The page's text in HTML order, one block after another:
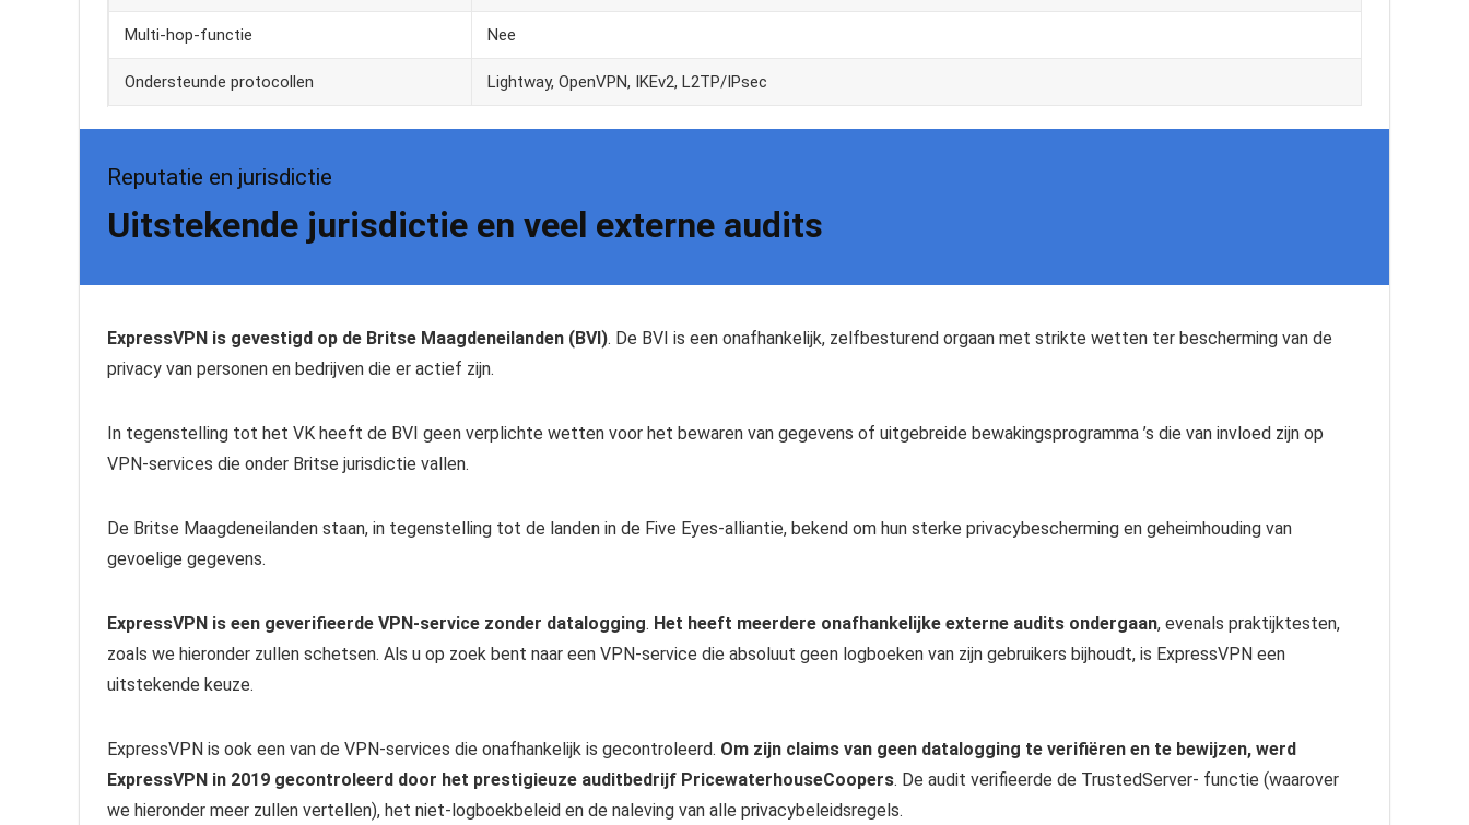
Multi-hop-functie Nee
Ondersteunde protocollen Lightway, OpenVPN, IKEv2, L2TP/IPsec
Reputatie en jurisdictie
Uitstekende jurisdictie en veel externe audits
ExpressVPN is gevestigd op de Britse Maagdeneilanden (BVI). De BVI is een onafhankelijk, zelfbesturend orgaan met strikte wetten ter bescherming van de
privacy van personen en bedrijven die er actief zijn.
In tegenstelling tot het VK heeft de BVI geen verplichte wetten voor het bewaren van gegevens of uitgebreide bewakingsprogramma ’s die van invloed zijn op
VPN-services die onder Britse jurisdictie vallen.
De Britse Maagdeneilanden staan, in tegenstelling tot de landen in de Five Eyes-alliantie, bekend om hun sterke privacybescherming en geheimhouding van
gevoelige gegevens.
ExpressVPN is een geverifieerde VPN-service zonder datalogging. Het heeft meerdere onafhankelijke externe audits ondergaan, evenals praktijktesten,
zoals we hieronder zullen schetsen. Als u op zoek bent naar een VPN-service die absoluut geen logboeken van zijn gebruikers bijhoudt, is ExpressVPN een
uitstekende keuze.
ExpressVPN is ook een van de VPN-services die onafhankelijk is gecontroleerd. Om zijn claims van geen datalogging te verifiëren en te bewijzen, werd
ExpressVPN in 2019 gecontroleerd door het prestigieuze auditbedrijf PricewaterhouseCoopers. De audit verifieerde de TrustedServer- functie (waarover
we hieronder meer zullen vertellen), het niet-logboekbeleid en de naleving van alle privacybeleidsregels.